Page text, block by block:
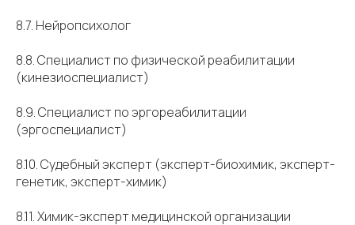
8.7. Нейропсихолог
8.8. Специалист по физической реабилитации
(кинезиоспециалист)
8.9. Специалист по эргореабилитации
(эргоспециалист)
8.10. Судебный эксперт (эксперт-биохимик, эксперт-
генетик, эксперт-химик)
8.11. Химик-эксперт медицинской организации